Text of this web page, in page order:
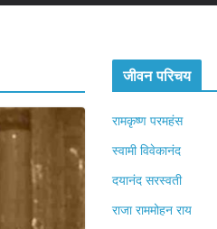
जीवन परिचय
रामकृष्ण परमहंस
स्वामी विवेकानंद
दयानंद सरस्वती
राजा राममोहन राय